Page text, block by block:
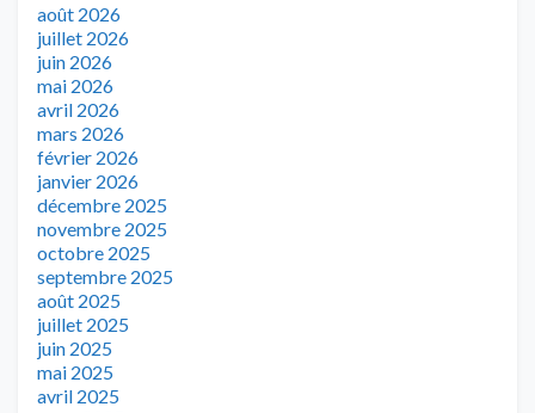
août 2026
juillet 2026
juin 2026
mai 2026
avril 2026
mars 2026
février 2026
janvier 2026
décembre 2025
novembre 2025
octobre 2025
septembre 2025
août 2025
juillet 2025
juin 2025
mai 2025
avril 2025